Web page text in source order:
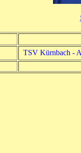
TSV Kürnbach -